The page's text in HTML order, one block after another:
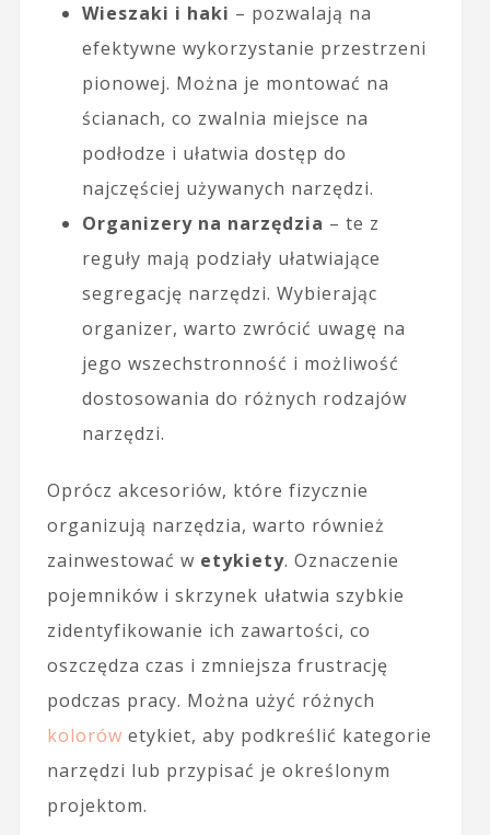
Wieszaki i haki – pozwalają na
efektywne wykorzystanie przestrzeni
pionowej. Można je montować na
ścianach, co zwalnia miejsce na
podłodze i ułatwia dostęp do
najczęściej używanych narzędzi.
Organizery na narzędzia – te z
reguły mają podziały ułatwiające
segregację narzędzi. Wybierając
organizer, warto zwrócić uwagę na
jego wszechstronność i możliwość
dostosowania do różnych rodzajów
narzędzi.
Oprócz akcesoriów, które fizycznie
organizują narzędzia, warto również
zainwestować w etykiety. Oznaczenie
pojemników i skrzynek ułatwia szybkie
zidentyfikowanie ich zawartości, co
oszczędza czas i zmniejsza frustrację
podczas pracy. Można użyć różnych
kolorów etykiet, aby podkreślić kategorie
narzędzi lub przypisać je określonym
projektom.